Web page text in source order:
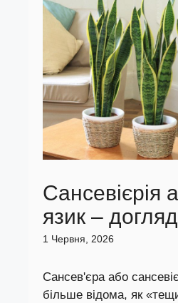
Сансевієрія
язик – догляд
1 Червня, 2026
Сансев'єра або
більше відома, як